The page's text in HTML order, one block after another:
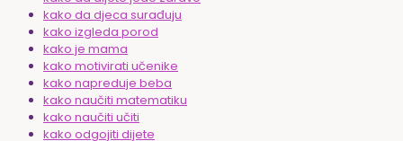
kako da djeca surađuju
kako izgleda porod
kako je mama
kako motivirati učenike
kako napreduje beba
kako naučiti matematiku
kako naučiti učiti
kako odgojiti dijete